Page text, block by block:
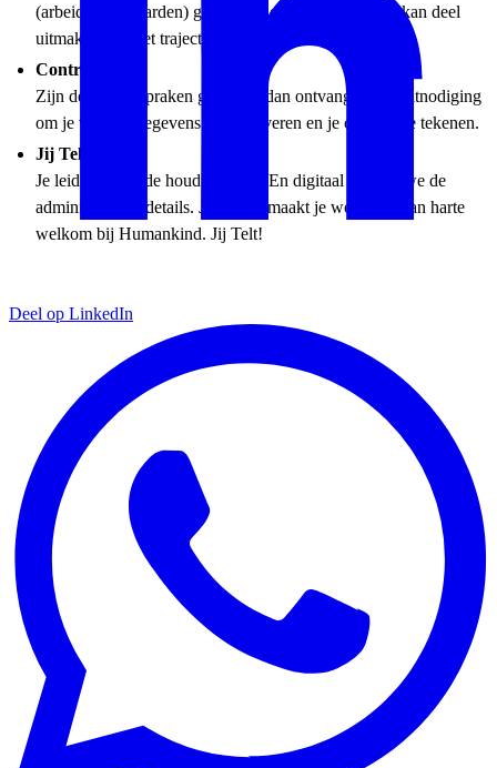
(arbeidsvoorwaarden) gesprek. Ook een assessment kan deel
uitmaken van het traject.
Contract
Zijn de werkafspraken gemaakt, dan ontvang je een uitnodiging
om je verdere gegevens aan te leveren en je contract te tekenen.
Jij Telt!
Je leidinggevende houdt contact. En digitaal regelen we de
administratieve details. Je maatje maakt je wegwijs. Van harte
welkom bij Humankind. Jij Telt!
Deel op LinkedIn